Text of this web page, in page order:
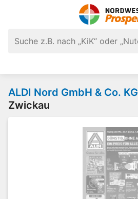
ALDI Nord GmbH & Co. KG
Zwickau